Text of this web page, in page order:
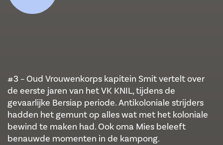
#3 – Oud Vrouwenkorps kapitein Smit vertelt over
de eerste jaren van het VK KNIL, tijdens de
gevaarlijke Bersiap periode. Antikoloniale strijders
hadden het gemunt op alles wat met het koloniale
bewind te maken had. Ook oma Mies beleeft
benauwde momenten in de kampong.